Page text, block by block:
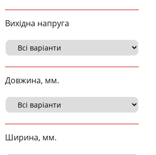
Вихідна напруга
Довжина, мм.
Ширина, мм.